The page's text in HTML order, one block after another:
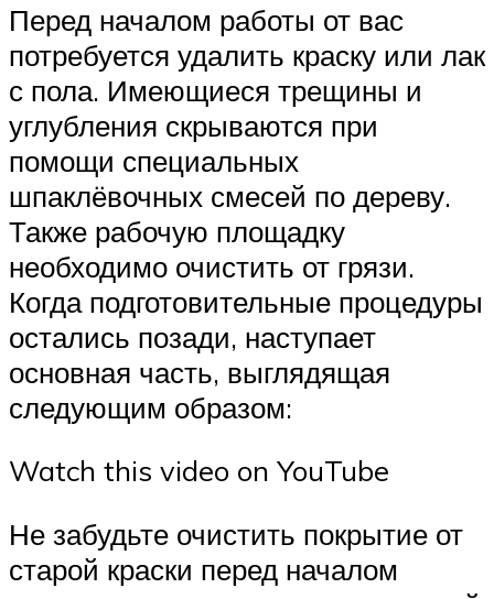
Перед началом работы от вас
потребуется удалить краску или лак
с пола. Имеющиеся трещины и
углубления скрываются при
помощи специальных
шпаклёвочных смесей по дереву.
Также рабочую площадку
необходимо очистить от грязи.
Когда подготовительные процедуры
остались позади, наступает
основная часть, выглядящая
следующим образом:
Watch this video on YouTube
Не забудьте очистить покрытие от
старой краски перед началом